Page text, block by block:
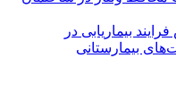
بیماریابی در
بیمارستانی